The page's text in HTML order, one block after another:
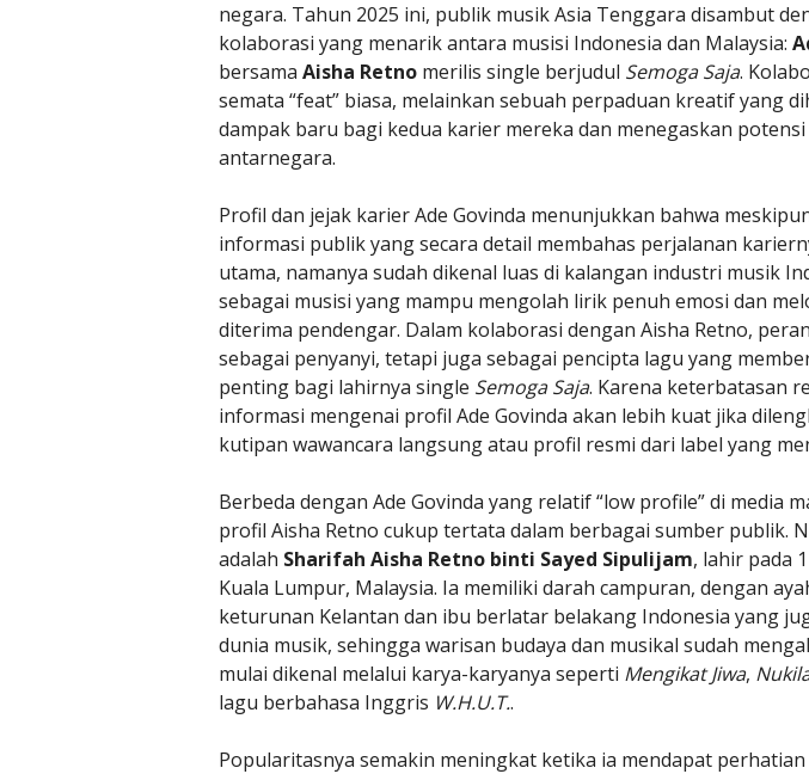
negara. Tahun 2025 ini, publik musik Asia Tenggara disambut
kolaborasi yang menarik antara musisi Indonesia dan Malaysia:
bersama Aisha Retnomerilis single berjudul Semoga Saja.
semata “feat” biasa, melainkan sebuah perpaduan kreatif yang
dampak baru bagi kedua karier mereka dan menegaskan
antarnegara.
Profil dan jejak karier Ade Govinda menunjukkan bahwa
informasi publik yang secara detail membahas perjalanan
utama, namanya sudah dikenal luas di kalangan industri musik
sebagai musisi yang mampu mengolah lirik penuh emosi dan
diterima pendengar. Dalam kolaborasi dengan Aisha Retno,
sebagai penyanyi, tetapi juga sebagai pencipta lagu yang
penting bagi lahirnya single Semoga Saja. Karena keterbatasan
informasi mengenai profil Ade Govinda akan lebih kuat jika
kutipan wawancara langsung atau profil resmi dari label yang
Berbeda dengan Ade Govinda yang relatif “low profile” di media
profil Aisha Retno cukup tertata dalam berbagai sumber publik.
adalah Sharifah Aisha Retno binti Sayed Sipulijam, lahir pada
Kuala Lumpur, Malaysia. Ia memiliki darah campuran, dengan
keturunan Kelantan dan ibu berlatar belakang Indonesia yang
dunia musik, sehingga warisan budaya dan musikal sudah
mulai dikenal melalui karya-karyanya seperti Mengikat Jiwa,
lagu berbahasa Inggris W.H.U.T..
Popularitasnya semakin meningkat ketika ia mendapat